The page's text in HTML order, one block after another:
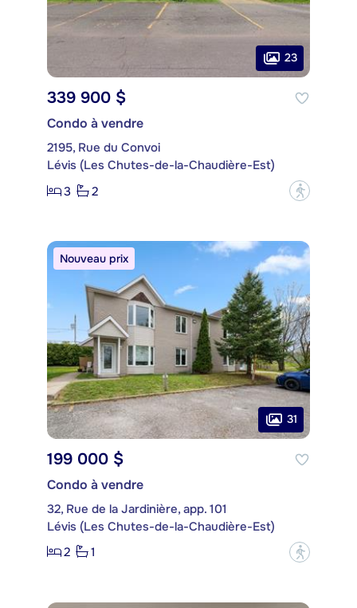
23
339 900 $
Condo à vendre
2195, Rue du Convoi
Lévis (Les Chutes-de-la-Chaudière-Est)
3
2 ?
Nouveau prix
31
199 000 $
Condo à vendre
32, Rue de la Jardinière, app. 101
Lévis (Les Chutes-de-la-Chaudière-Est)
2
1 ?